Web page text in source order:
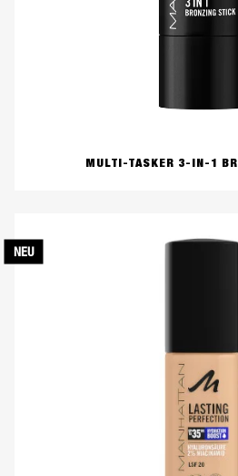
MULTI-TASKER 3-IN-1
NEU